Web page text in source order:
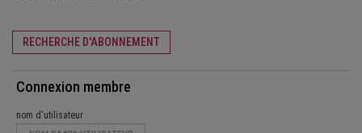
RECHERCHE D'ABONNEMENT
Connexion membre
nom d'utilisateur